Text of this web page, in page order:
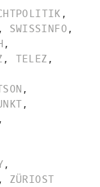
,
, SWISSINFO ,
,
, TELEZ ,
,
,
,
,
, ZÜRIOST